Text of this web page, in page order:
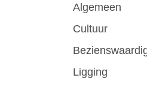
Algemeen
Cultuur
Ligging